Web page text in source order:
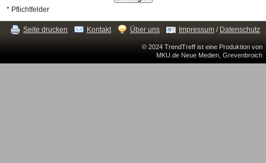
* Pflichtfelder
Seite drucken Kontakt Über uns Impressum / Datenschutz
© 2024 TrendTreff ist eine Produktion von
MKU.de Neue Medien, Grevenbroich